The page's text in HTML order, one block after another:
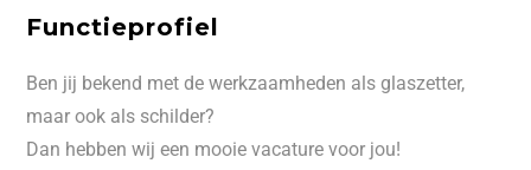
Functieprofiel
Ben jij bekend met de werkzaamheden als glaszetter,
maar ook als schilder?
Dan hebben wij een mooie vacature voor jou!